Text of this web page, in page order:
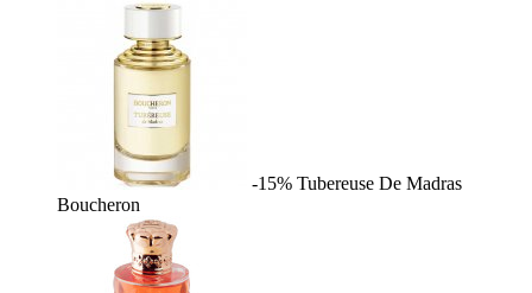
-15% Tubereuse De Madras
Boucheron